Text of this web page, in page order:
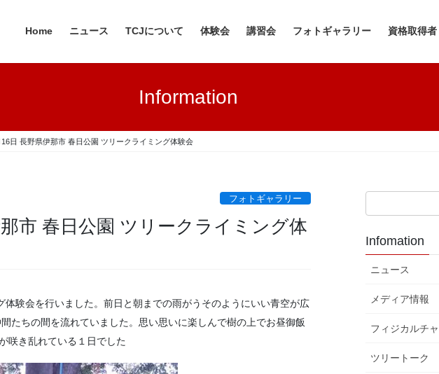
Home ニュース TCJについて 体験会 講習会 フォトギャラリー 資格取得者
Information
16日 長野県伊那市 春日公園 ツリークライミング体験会
フォトギャラリー
市 春日公園 ツリークライミング体
験会を行いました。前日と朝までの雨がうそのようにいい青空が広
たちの間を流れていました。思い思いに楽しんで樹の上でお昼御飯
咲き乱れている１日でした
Infomation
ニュース
メディア情報
フィジカルチ
ツリートーク